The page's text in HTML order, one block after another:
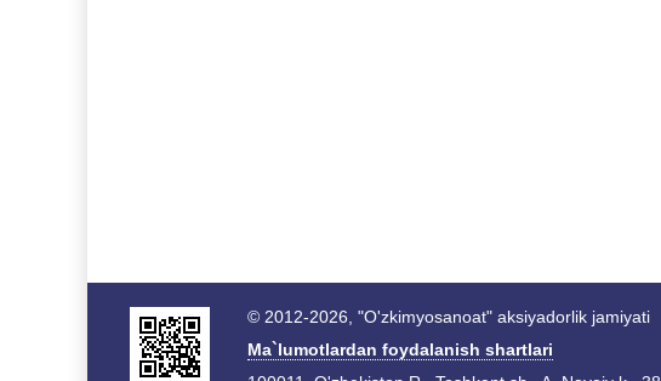
© 2012-2026, "O'zkimyosanoat" aksiyadorlik jamiyati
Ma`lumotlardan foydalanish shartlari